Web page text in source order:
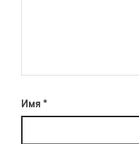
Имя *